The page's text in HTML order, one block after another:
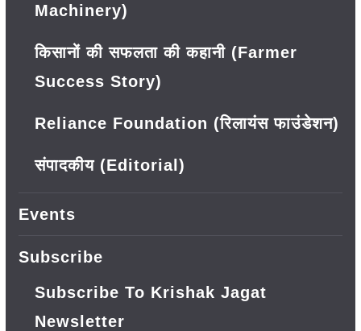
Machinery)
किसानों की सफलता की कहानी (Farmer
Success Story)
Reliance Foundation (रिलायंस फाउंडेशन)
संपादकीय (Editorial)
Events
Subscribe
Subscribe To Krishak Jagat
Newsletter